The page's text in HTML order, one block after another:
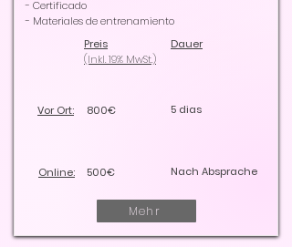
- Certificado
- Materiales de entrenamiento
Preis
(Inkl. 19% MwSt.)
Dauer
Vor Ort: 800€ 5 dias
Online: 500€ Nach Absprache
Mehr